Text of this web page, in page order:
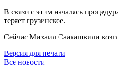
В связи с этим началась
теряет грузинское.
Сейчас Михаил Саакашвили
Версия для печати
Все новости